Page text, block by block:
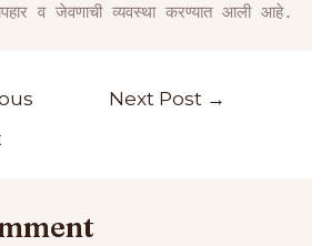
व जेवणाची व्यवस्था करण्यात आली आहे.
Next Post →